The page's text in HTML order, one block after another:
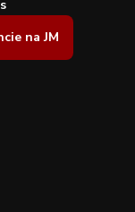
na JM